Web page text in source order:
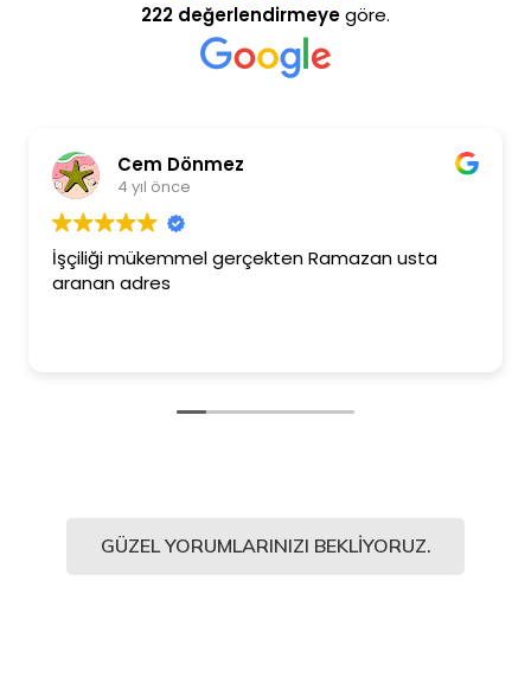
222 değerlendirmeyegöre.
Cem Dönmez
4 yıl önce
İşçiliği mükemmel gerçekten Ramazan usta
aranan adres
GÜZEL YORUMLARINIZI BEKLIYORUZ.